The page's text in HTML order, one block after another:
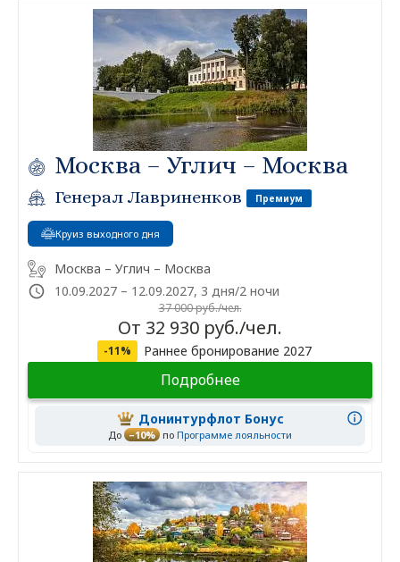
Москва – Углич – Москва
Генерал Лавриненков Премиум
Круиз выходного дня
Москва – Углич – Москва
10.09.2027 – 12.09.2027, 3 дня/2 ночи
37 000 руб./чел.
От 32 930 руб./чел.
-11% Раннее бронирование 2027
Подробнее
Донинтурфлот Бонус
До –10% по Программе лояльности